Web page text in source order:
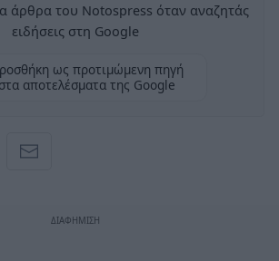
άρθρα του Notospress όταν αναζητάς
ειδήσεις στη Google
ως προτιμώμενη πηγή
στα αποτελέσματα της Google